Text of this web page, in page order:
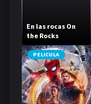
En las rocas On
the Rocks
PELICULA